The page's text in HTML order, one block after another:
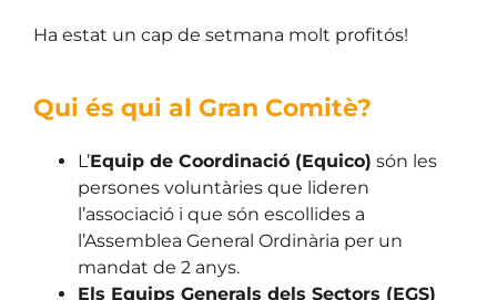
Ha estat un cap de setmana molt profitós!
Qui és qui al Gran Comitè?
L’Equip de Coordinació (Equico) són les
persones voluntàries que lideren
l’associació i que són escollides a
l’Assemblea General Ordinària per un
mandat de 2 anys.
Els Equips Generals dels Sectors (EGS)